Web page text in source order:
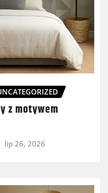
z motywem
lip 26, 2026